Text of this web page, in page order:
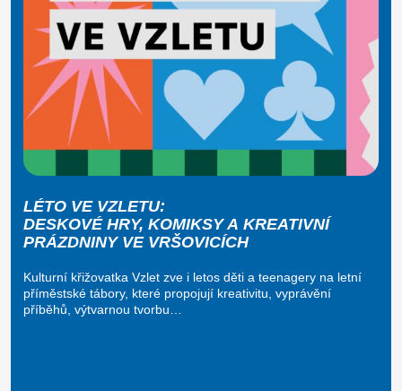
LÉTO VE VZLETU:
DESKOVÉ HRY, KOMIKSY A KREATIVNÍ
PRÁZDNINY VE VRŠOVICÍCH
Kulturní křižovatka Vzlet zve i letos děti a teenagery na letní
příměstské tábory, které propojují kreativitu, vyprávění
příběhů, výtvarnou tvorbu…